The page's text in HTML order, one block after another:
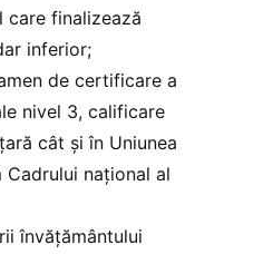
care finalizează
inferior;
de certificare a
nivel 3, calificare
cât şi în Uniunea
Cadrului naţional al
învăţământului